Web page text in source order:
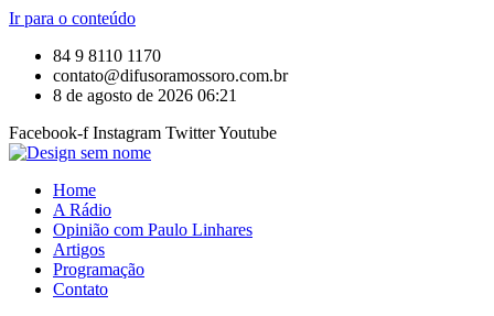
Ir para o conteúdo
84 9 8110 1170
contato@difusoramossoro.com.br
8 de agosto de 2026 06:21
Facebook-f Instagram TwitterYoutube
Home
A Rádio
Opinião com Paulo Linhares
Artigos
Programação
Contato